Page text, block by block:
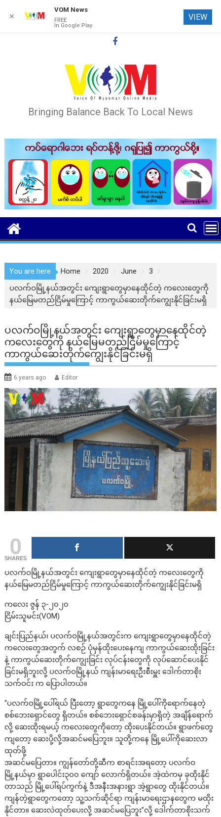
Bringing Balance Back To Local News
You are here Home 2020 June
3
ပလက်ဝမြို့နယ်အတွင်း ကျေးရွာတွေမှာနေထိုင်တဲ့ ကလေးတွေကို
နယ်မြေမတည်ငြိမ်မှုကြောင့် ကာကွယ်ဆေးတိုက်ကျွေးနိုင်ခြင်းမရှိ
ပလက်ဝမြို့နယ်အတွင်း ကျေးရွာတွေမှာနေထိုင်တဲ့
ကလေးတွေကို နယ်မြေမတည်ငြိမ်မှုကြောင့်
ကာကွယ်ဆေးတိုက်ကျွေးနိုင်ခြင်းမရှိ
6 years ago Editor
0
SHARES
ပလက်ဝမြို့နယ်အတွင်း ကျေးရွာတွေမှာနေထိုင်တဲ့ ကလေးတွေကို
နယ်မြေမတည်ငြိမ်မှုကြောင့် ကာကွယ်ဆေးတိုက်ကျွေးနိုင်ခြင်းမရှိ
ကလေး ဇွန် ၃-၂၀၂၀
ငြိမ်းသူမင်း(VOM)
ချင်းပြည်နယ်၊ ပလက်ဝမြို့နယ်အတွင်းက ကျေးရွာတွေမှာနေထိုင်တဲ့
ကလေးတွေအတွက် လစဉ် ပုံမှန်ထိုးပေးနေကျ ကာကွယ်ဆေးထိုးခြင်း
နဲ့ ကာကွယ်ဆေးတိုက်ကျွေးခြင်း လုပ်ငန်းတွေကို လုပ်ဆောင်ပေးနိုင်
ခြင်းမရှိဘူးလို့ ပလက်ဝမြို့နယ် ကျန်းမာရေးဦးစီးမှူး ဒေါက်တာစိုး
သက်ဝင်း က ပြောပါတယ်။
“ပလက်ဝမြို့ပေါ်ရယ် ပြီးတော့ ရွာတွေကနေ မြို့ပေါ်ကိုရောက်နေတဲ့
စစ်ဘေးရှောင်တွေ ရှိတယ်။ စစ်ဘေးရှောင်စခန်းမှာရှိတဲ့ အချိန်ရောက်
လို့ ဆေးထိုးရမယ့် ကလေးတွေကိုတော့ ထိုးပေးနိုင်တယ်။ ရွာဖက်တွေ
ကျတော့ ဆေးပို့လို့အဆင်မပြေဘူး။ သူတို့ကနေ မြို့ပေါ်ကိုဆေးလာ
ထုတ်ဖို့
အဆင်မပြေတာ။ ကျွန်တော်တို့ဆီက စာရင်းအရတော့ ပလက်ဝ
မြို့နယ်မှာ ရွာပေါင်း၃၀၀ ကျော် လောက်ရှိတယ်။ အဲ့ထဲကမှ ခုထိုးနိုင်
တာသည် မြို့ပေါ်ရပ်ကွက်နဲ့ ဒီအနီးအနားရွာ အဲ့ရွာတွေ ထိုးနိုင်တယ်။
ကျန်တဲ့ရွာတွေကတော့ သူ့သက်ဆိုင်ရာ ကျန်းမာရေးဌာနတွေက မထိုး
နိုင်တာ။ ဆေးလဲထုတ်ပေးလို့ အဆင်မပြေဘူး”လို့ ဒေါက်တာစိုးသက်
✕
VOM News
FREE
In Google Play
VIEW